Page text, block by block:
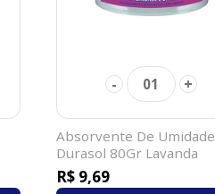
- 01 +
Absorvente De Umidade
Durasol 80Gr Lavanda
R$ 9,69